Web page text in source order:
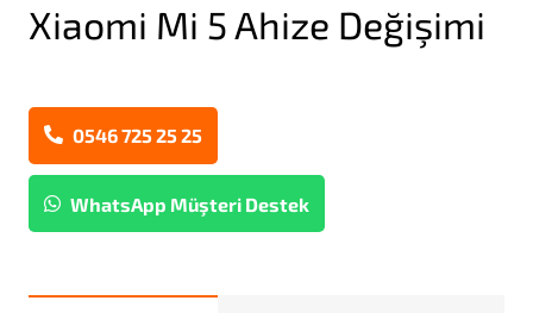
Xiaomi Mi 5 Ahize Değişimi
0546 725 25 25
WhatsApp Müşteri Destek